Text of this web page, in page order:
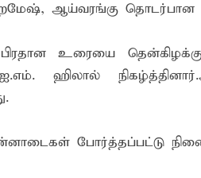
றமேஷ், ஆய்வரங்கு
உரையை
ஹிலால்
போர்த்தப்பட்டு